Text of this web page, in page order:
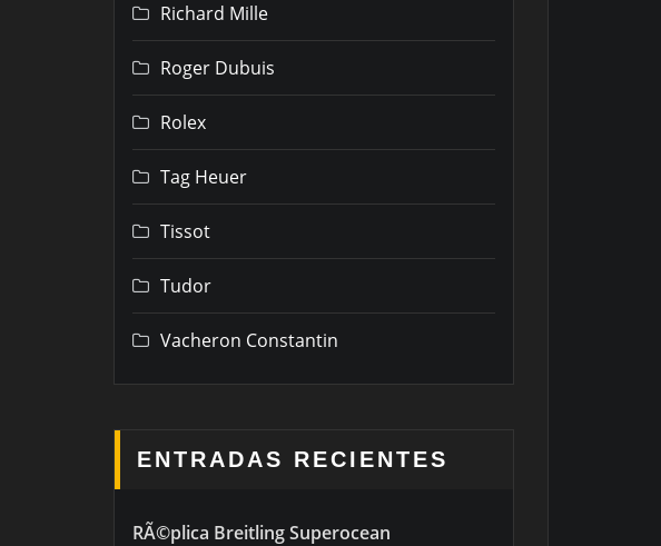
Richard Mille
Roger Dubuis
Rolex
Tag Heuer
Tissot
Tudor
Vacheron Constantin
ENTRADAS RECIENTES
RÃ©plica Breitling Superocean